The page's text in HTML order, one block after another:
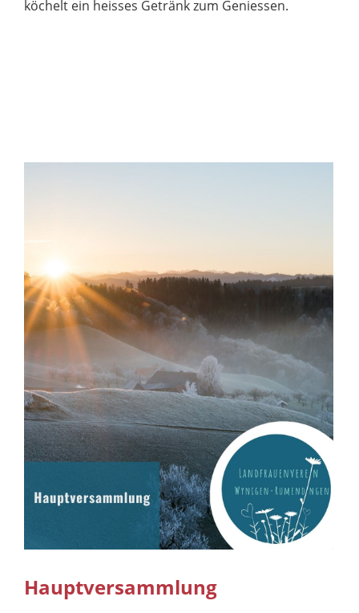
köchelt ein heisses Getränk zum Geniessen.
Hauptversammlung